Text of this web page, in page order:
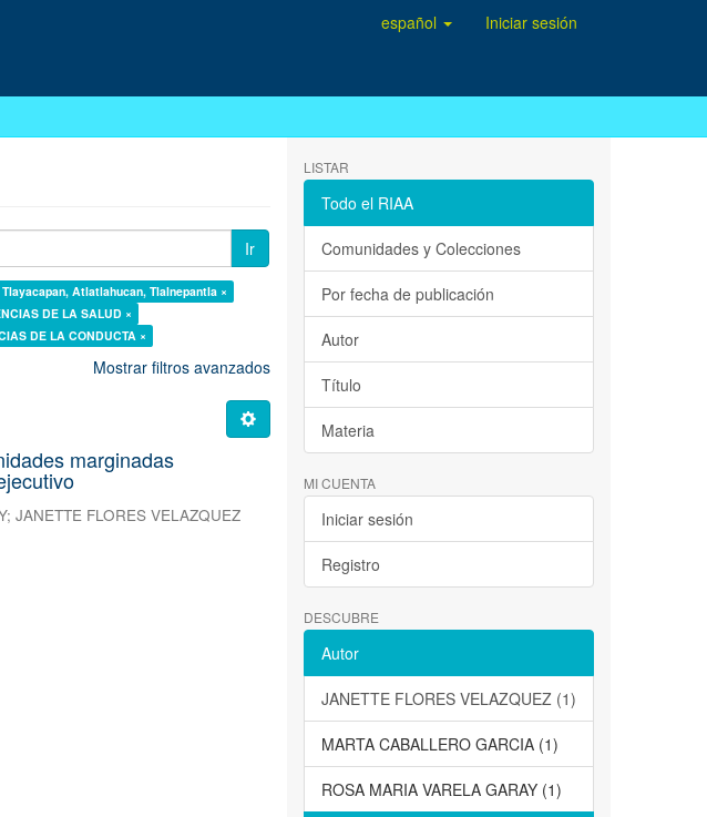
español Iniciar sesión
Ir
Atlatlahucan, Tlalnepantla ×
DE LA SALUD ×
DE LA CONDUCTA ×
Mostrar filtros avanzados
marginadas
;JANETTE FLORES VELAZQUEZ
LISTAR
Todo el RIAA
Comunidades y Colecciones
Por fecha de publicación
Autor
Título
Materia
MI CUENTA
Iniciar sesión
Registro
DESCUBRE
Autor
JANETTE FLORES VELAZQUEZ (1)
MARTA CABALLERO GARCIA (1)
ROSA MARIA VARELA GARAY (1)